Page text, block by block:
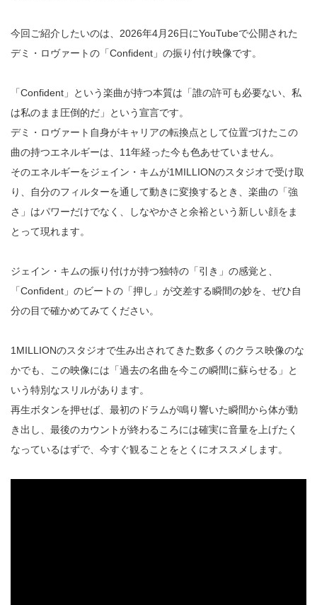
今回ご紹介したいのは、2026年4月26日にYouTubeで公開された
デミ・ロヴァートの「Confident」の振り付け映像です。
「Confident」という楽曲が持つ本質は「誰の許可も必要ない、私
は私のまま圧倒的だ」という宣言です。
デミ・ロヴァート自身がキャリアの転換点として位置づけたこの
曲の持つエネルギーは、11年経った今も色あせていません。
そのエネルギーをジェイン・キムが1MILLIONのスタジオで受け取
り、自分のフィルターを通して動きに変換するとき、楽曲の「強
さ」はパワーだけでなく、しなやかさと余裕という新しい顔をま
とって現れます。
ジェイン・キムの振り付けが持つ独特の「引き」の感覚と、
「Confident」のビートの「押し」が交差する瞬間の妙を、ぜひ自
分の目で確かめてみてください。
1MILLIONのスタジオで生み出されてきた数多くのクラス映像のな
かでも、この映像には「過去の名曲を今この瞬間に蘇らせる」と
いう特別なスリルがあります。
再生ボタンを押せば、最初のドラムが鳴り響いた瞬間から体が動
き出し、最後のカウントが終わるころには確実に音量を上げたく
なっているはずで、今すぐ観ることをとくにオススメします。